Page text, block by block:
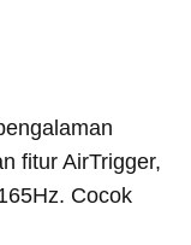
fitur AirTrigger,
Cocok